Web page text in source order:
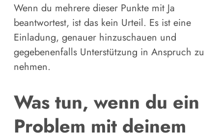
Wenn du mehrere dieser Punkte mit Ja
beantwortest, ist das kein Urteil. Es ist eine
Einladung, genauer hinzuschauen und
gegebenenfalls Unterstützung in Anspruch zu
nehmen.
Was tun, wenn du ein
Problem mit deinem